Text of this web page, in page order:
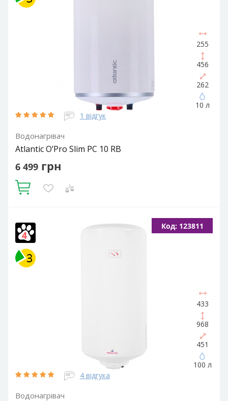
255
456
262
10 л
1 відгук
Водонагрівач
Atlantic O’Pro Slim PC 10 RB
6 499 грн
Купити
Вертикальне Тип ТЕНа:
Мокрий
Тип водонагрівача:
Електричний накопичувальний
Slim (Вузька) / Циліндрична
Код: 123811
433
968
451
100 л
4 відгука
Водонагрівач